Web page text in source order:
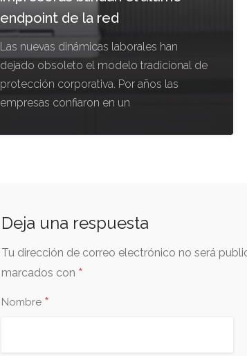
endpoint de la red
Las nuevas dinámicas laborales han
dejado obsoleto el modelo tradicional de
protección corporativa. Por años las
empresas confiaron en un
Deja una respuesta
Tu dirección de correo electrónico no será
marcados con *
Nombre *